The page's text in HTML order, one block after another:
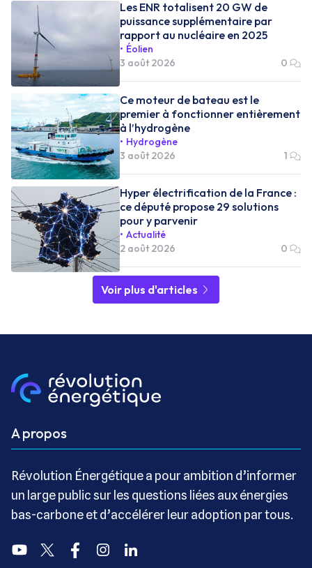
Les ENR totalisent 20 GW de
puissance supplémentaire par
rapport au nucléaire en 2025
Éolien
3 août 2026
0
Ce moteur de bateau est le
premier à fonctionner entièrement
à l’hydrogène
Hydrogène
3 août 2026
1
Hyper électrification de la France :
ce député propose 29 solutions
pour y parvenir
Actualité
2 août 2026
0
Voir plus d'articles
A propos
Révolution Énergétique a pour ambition d’informer
un large public sur les questions liées aux énergies
bas-carbone et d’accélérer leur adoption par tous.
YoutubeTwitter FacebookInstagramLinkedin